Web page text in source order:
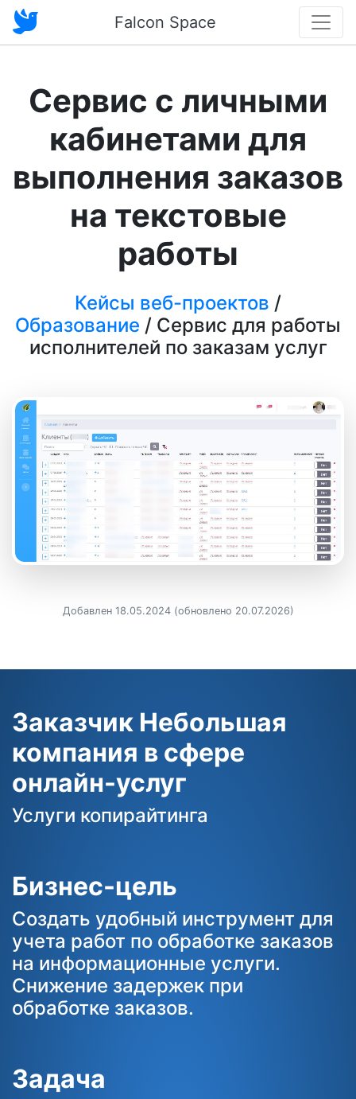
Falcon Space
Сервис с личными
кабинетами для
выполнения заказов
на текстовые
работы
Кейсы веб-проектов /
Образование / Сервис для работы
исполнителей по заказам услуг
Добавлен 18.05.2024 (обновлено 20.07.2026)
Заказчик Небольшая
компания в сфере
онлайн-услуг
Услуги копирайтинга
Бизнес-цель
Создать удобный инструмент для
учета работ по обработке заказов
на информационные услуги.
Снижение задержек при
обработке заказов.
Задача